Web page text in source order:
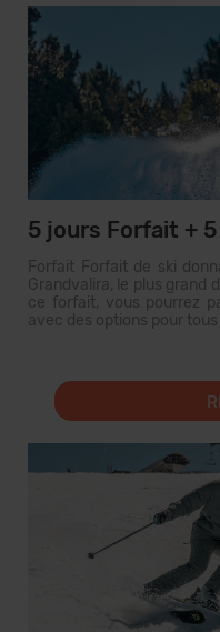
5 jours Forfait +
Forfait Forfait de ski
Grandvalira, le plus grand
ce forfait, vous pourrez
avec des options pour